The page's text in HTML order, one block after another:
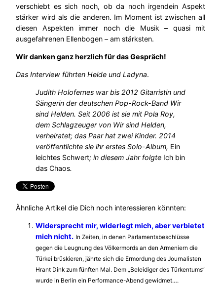
verschiebt es sich noch, ob da noch irgendein Aspekt
stärker wird als die anderen. Im Moment ist zwischen all
diesen Aspekten immer noch die Musik – quasi mit
ausgefahrenen Ellenbogen – am stärksten.
Wir danken ganz herzlich für das Gespräch!
Das Interview führten Heide und Ladyna.
Judith Holofernes war bis 2012 Gitarristin und
Sängerin der deutschen Pop-Rock-Band Wir
sind Helden. Seit 2006 ist sie mit Pola Roy,
dem Schlagzeuger von Wir sind Helden,
verheiratet; das Paar hat zwei Kinder. 2014
veröffentlichte sie ihr erstes Solo-Album, Ein
leichtes Schwert; in diesem Jahr folgte Ich bin
das Chaos.
Ähnliche Artikel die Dich noch interessieren könnten:
Widersprecht mir, widerlegt mich, aber verbietet
mich nicht. In Zeiten, in denen Parlamentsbeschlüsse
gegen die Leugnung des Völkermords an den Armeniern die
Türkei brüskieren, jährte sich die Ermordung des Journalisten
Hrant Dink zum fünften Mal. Dem „Beleidiger des Türkentums“
wurde in Berlin ein Performance-Abend gewidmet….